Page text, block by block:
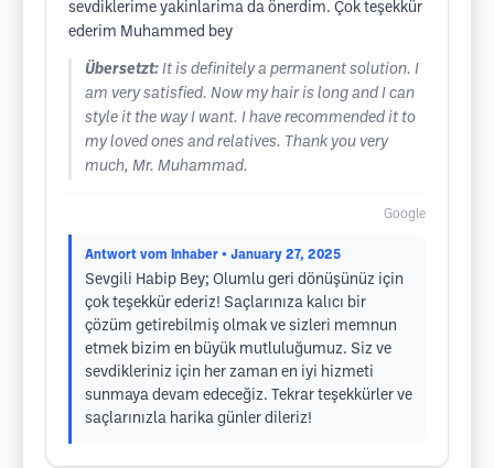
sevdiklerime yakinlarima da önerdim. Çok teşekkür
ederim Muhammed bey
Übersetzt: It is definitely a permanent solution. I
am very satisfied. Now my hair is long and I can
style it the way I want. I have recommended it to
my loved ones and relatives. Thank you very
much, Mr. Muhammad.
Google
Antwort vom Inhaber • January 27, 2025
Sevgili Habip Bey; Olumlu geri dönüşünüz için
çok teşekkür ederiz! Saçlarınıza kalıcı bir
çözüm getirebilmiş olmak ve sizleri memnun
etmek bizim en büyük mutluluğumuz. Siz ve
sevdikleriniz için her zaman en iyi hizmeti
sunmaya devam edeceğiz. Tekrar teşekkürler ve
saçlarınızla harika günler dileriz!